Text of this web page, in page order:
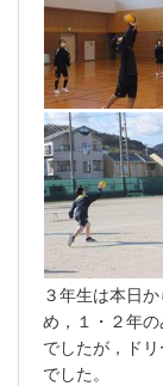
３年生は本日
め，１・２年
でしたが，ド
でした。